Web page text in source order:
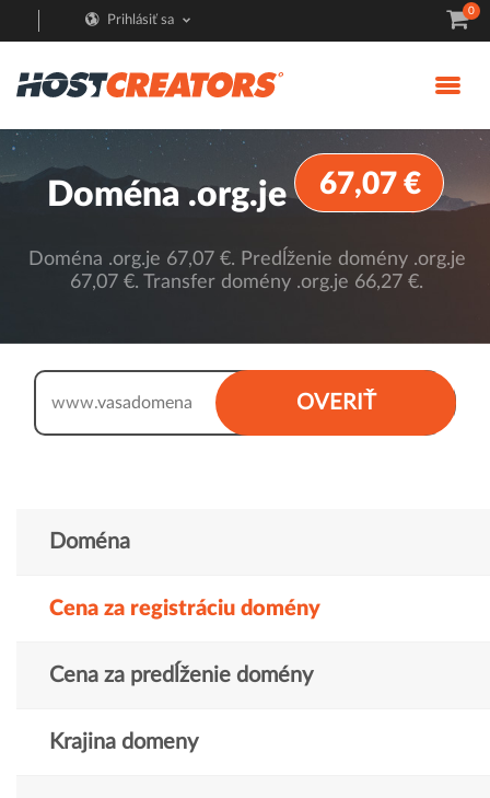
Prihlásiť sa
0
Doména .org.je 67,07 €
Doména .org.je 67,07 €. Predĺženie domény .org.je
67,07 €. Transfer domény .org.je 66,27 €.
OVERIŤ
www.
Doména
Cena za registráciu domény
Cena za predĺženie domény
Krajina domeny